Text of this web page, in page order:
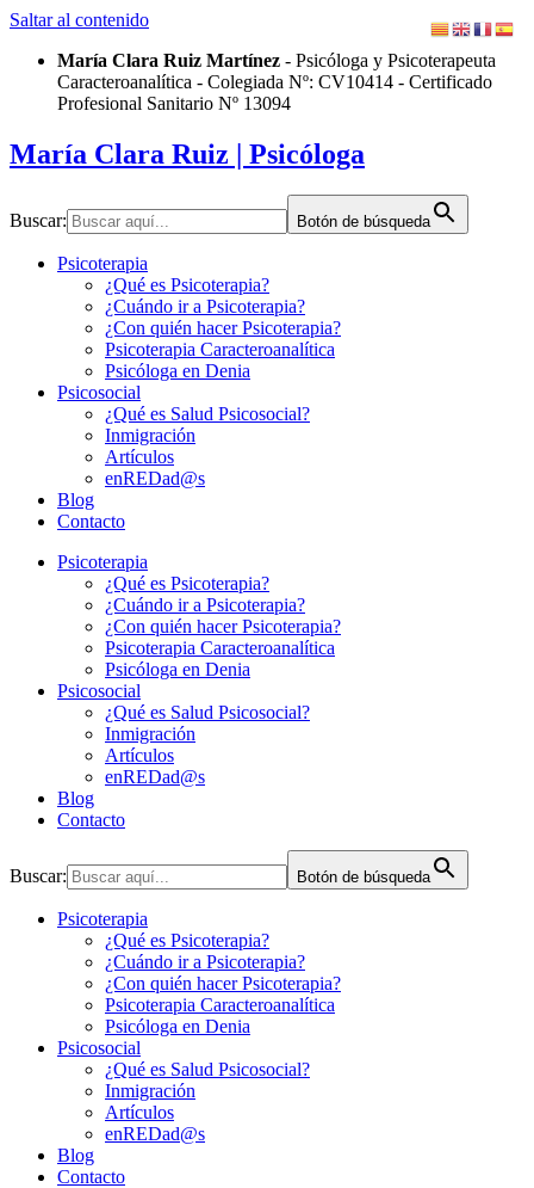
Saltar al contenido
María Clara Ruiz Martínez - Psicóloga y Psicoterapeuta
Caracteroanalítica - Colegiada Nº: CV10414 - Certificado
Profesional Sanitario Nº 13094
María Clara Ruiz | Psicóloga
Buscar: Botón de búsqueda
Psicoterapia
¿Qué es Psicoterapia?
¿Cuándo ir a Psicoterapia?
¿Con quién hacer Psicoterapia?
Psicoterapia Caracteroanalítica
Psicóloga en Denia
Psicosocial
¿Qué es Salud Psicosocial?
Inmigración
Artículos
enREDad@s
Blog
Contacto
Psicoterapia
¿Qué es Psicoterapia?
¿Cuándo ir a Psicoterapia?
¿Con quién hacer Psicoterapia?
Psicoterapia Caracteroanalítica
Psicóloga en Denia
Psicosocial
¿Qué es Salud Psicosocial?
Inmigración
Artículos
enREDad@s
Blog
Contacto
Buscar: Botón de búsqueda
Psicoterapia
¿Qué es Psicoterapia?
¿Cuándo ir a Psicoterapia?
¿Con quién hacer Psicoterapia?
Psicoterapia Caracteroanalítica
Psicóloga en Denia
Psicosocial
¿Qué es Salud Psicosocial?
Inmigración
Artículos
enREDad@s
Blog
Contacto